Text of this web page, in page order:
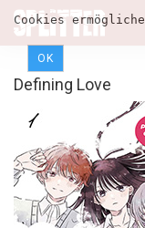
Cookies
OK
Defining Love